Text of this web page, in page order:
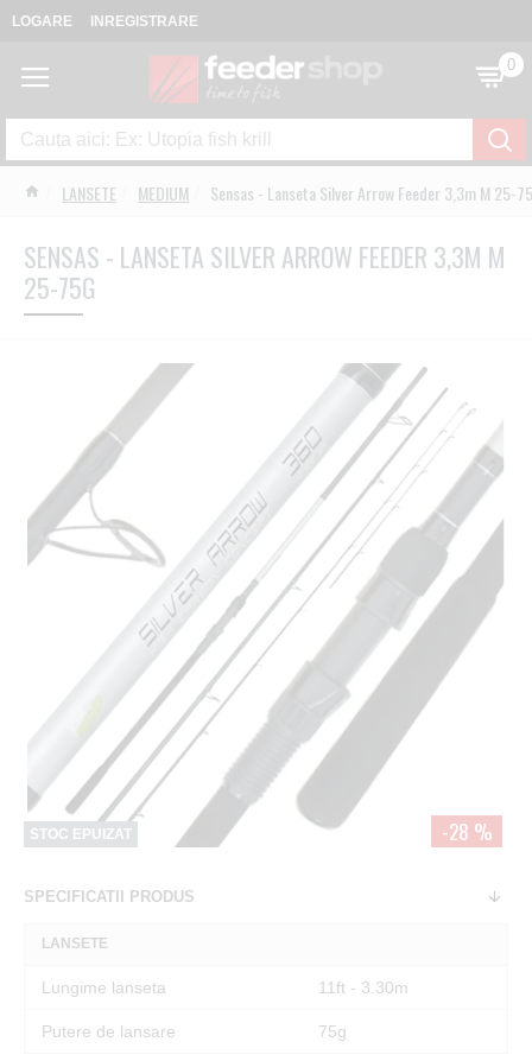
LOGARE INREGISTRARE
0
LANSETE MEDIUM Sensas - Lanseta Silver Arrow Feeder 3,3m M 25-
SENSAS - LANSETA SILVER ARROW FEEDER 3,3M M
25-75G
-28 %
STOC EPUIZAT
SPECIFICATII PRODUS
LANSETE
Lungime lanseta 11ft - 3.30m
Putere de lansare 75g